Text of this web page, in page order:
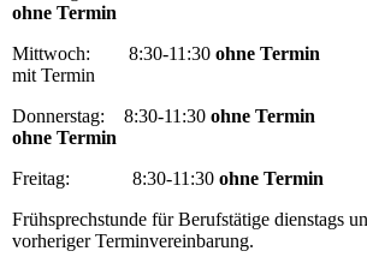
ohne Termin
Mittwoch: 8:30-11:30 ohne Termin
mit Termin
Donnerstag: 8:30-11:30 ohne Termin
ohne Termin
Freitag: 8:30-11:30 ohne Termin
Frühsprechstunde für Berufstätige dienstags
vorheriger Terminvereinbarung.